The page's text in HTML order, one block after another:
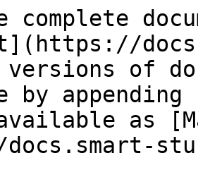
complete
versions of
by
as